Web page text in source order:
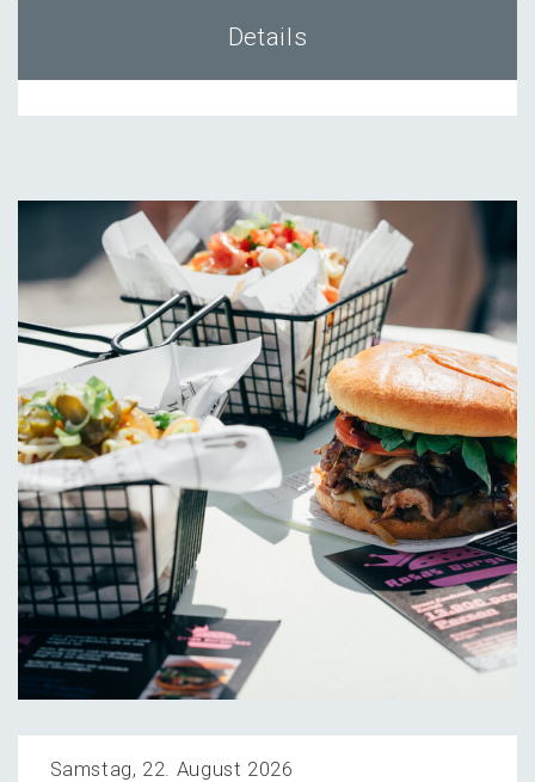
Details
Samstag, 22. August 2026